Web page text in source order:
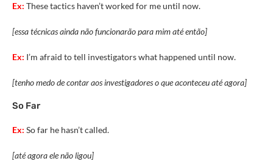
Ex: These tactics haven’t worked for me until now.
[essa técnicas ainda não funcionarão para mim até então]
Ex: I’m afraid to tell investigators what happened until now.
[tenho medo de contar aos investigadores o que aconteceu até agora]
So Far
Ex: So far he hasn’t called.
[até agora ele não ligou]